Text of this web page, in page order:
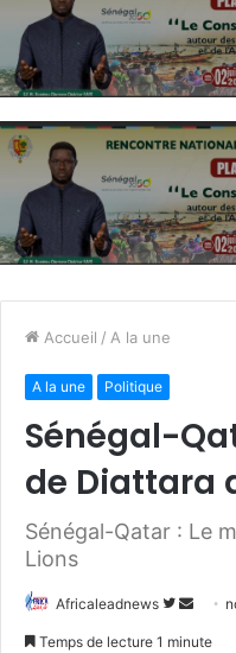
Accueil / A la une
A la une Politique
Sénégal-
de Diattara
Sénégal-Qatar : Le
Lions
Africaleadnews
S
u
Temps de lecture 1 minute